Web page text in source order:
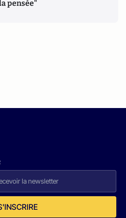
pensée"